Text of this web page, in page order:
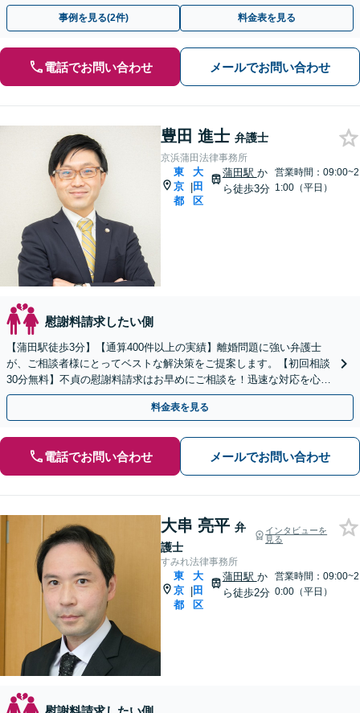
相談可(予約制)】【東京都全域対応】
事例を見る(2件) 料金表を見る
電話でお問い合わせ メールでお問い合わせ
豊田 進士 弁護士
京浜蒲田法律事務所
東
京
都
|
大
田
区
蒲田駅 か
ら徒歩3分
営業時間：09:00~2
1:00（平日）
慰謝料請求したい側
【蒲田駅徒歩3分】【通算400件以上の実績】離婚問題に強い弁護士
が、ご相談者様にとってベストな解決策をご提案します。【初回相談
30分無料】不貞の慰謝料請求はお早めにご相談を！迅速な対応を心が
けております。【土日祝日・夜間も対応】
料金表を見る
電話でお問い合わせ メールでお問い合わせ
大串 亮平 弁
護士
インタビューを
見る
すみれ法律事務所
東
京
都
|
大
田
区
蒲田駅 か
ら徒歩2分
営業時間：09:00~2
0:00（平日）